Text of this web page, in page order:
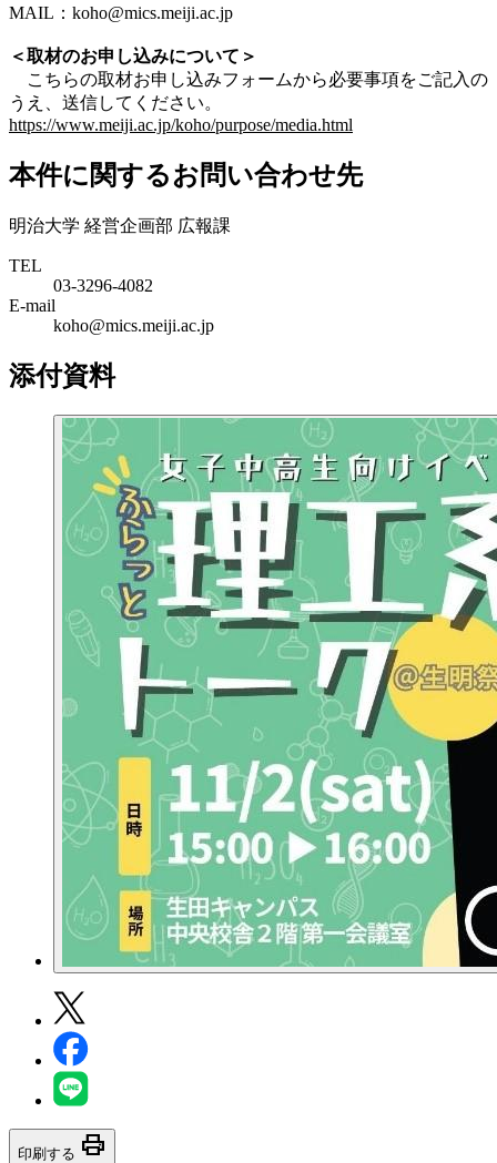
MAIL：koho@mics.meiji.ac.jp
＜取材のお申し込みについて＞
こちらの取材お申し込みフォームから必要事項をご記入の
うえ、送信してください。
https://www.meiji.ac.jp/koho/purpose/media.html
本件に関するお問い合わせ先
明治大学 経営企画部 広報課
TEL
03-3296-4082
E-mail
koho@mics.meiji.ac.jp
添付資料
印刷する print